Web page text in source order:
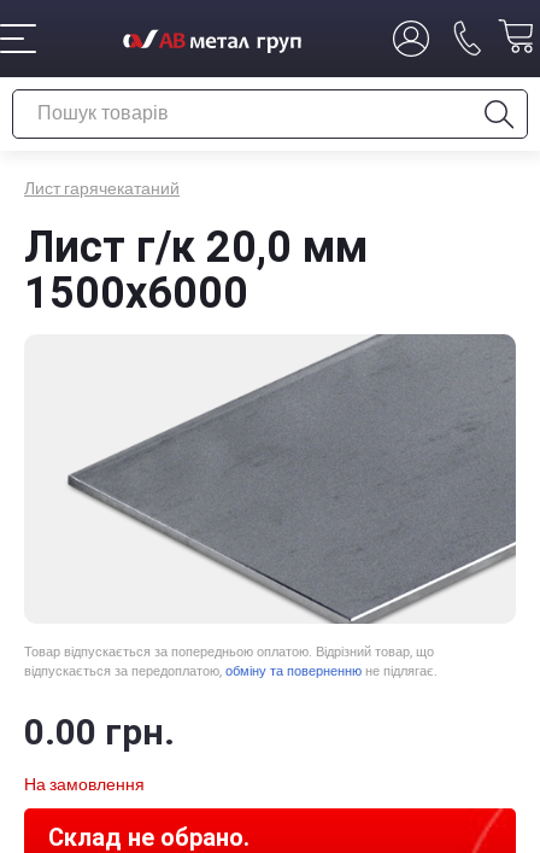
Лист гарячекатаний
Лист г/к 20,0 мм
1500х6000
Товар відпускається за попередньою оплатою. Відрізний товар, що
відпускається за передоплатою, обміну та поверненню не підлягає.
0.00 грн.
На замовлення
Склад не обрано.